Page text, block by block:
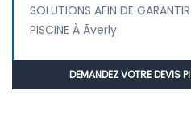
SOLUTIONS AFIN DE
PISCINE À Ãverly.
DEMANDEZ VOTRE DEVIS